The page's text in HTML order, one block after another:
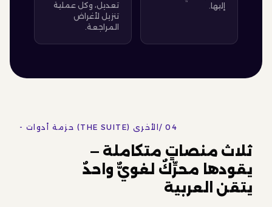
إليها.
تعديل، وكل عملية
تنزيل لأغراض
المراجعة.
- حزمة أدوات (THE SUITE) الأخرى 04 /
ثلاث منصاتٍ متكاملة —
يقودها محرِّكٌ لغويٌّ واحدٌ
يتقن العربية